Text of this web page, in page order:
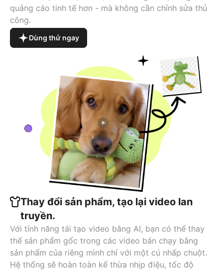
quảng cáo tinh tế hơn - mà không cần chỉnh sửa thủ
công.
Dùng thử ngay
Thay đổi sản phẩm, tạo lại video lan
truyền.
Với tính năng tái tạo video bằng AI, bạn có thể thay
thế sản phẩm gốc trong các video bán chạy bằng
sản phẩm của riêng mình chỉ với một cú nhấp chuột.
Hệ thống sẽ hoàn toàn kế thừa nhịp điệu, tốc độ